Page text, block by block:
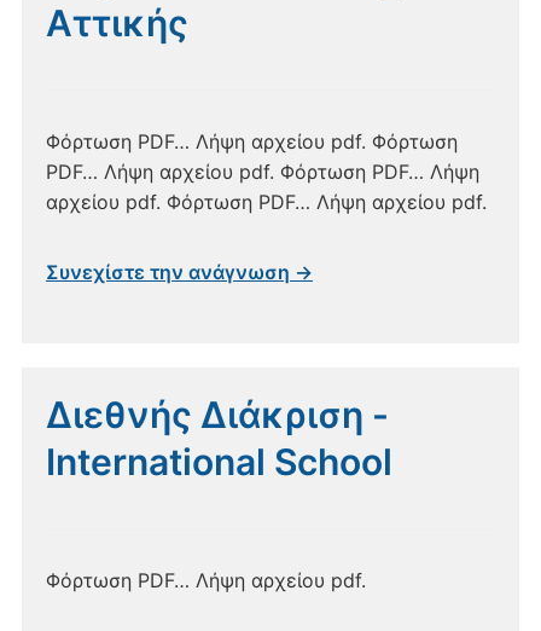
Αττικής
Φόρτωση PDF… Λήψη αρχείου pdf. Φόρτωση
PDF… Λήψη αρχείου pdf. Φόρτωση PDF… Λήψη
αρχείου pdf. Φόρτωση PDF… Λήψη αρχείου pdf.
Συνεχίστε την ανάγνωση →
Διεθνής Διάκριση -
International School
Φόρτωση PDF… Λήψη αρχείου pdf.